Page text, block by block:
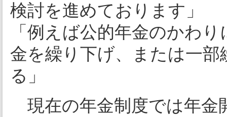
検討を進めております」
「例えば公的年金のかわ
金を繰り下げ、または一
る」
現在の年金制度では年金